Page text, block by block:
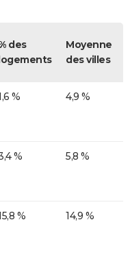
des
logements
Moyenne
des villes
% 4,9 %
% 5,8 %
% 14,9 %